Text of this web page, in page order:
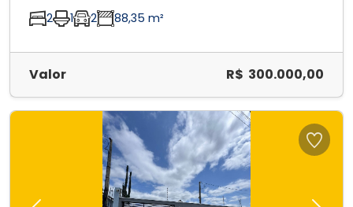
2 1 2 88,35 m²
Valor R$ 300.000,00